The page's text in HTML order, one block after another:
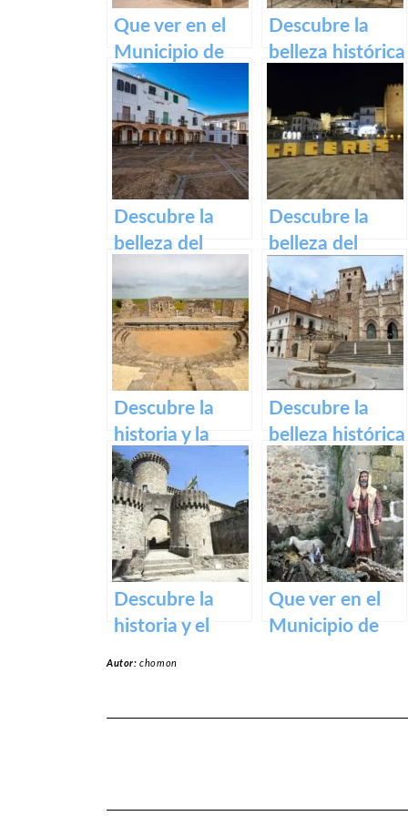
Que ver en el
Municipio de
Segura de Toro
en caceres
Descubre la
belleza histórica
Plaza Alta de
Badajoz
Descubre la
belleza del
casco histórico
de Zafra: su
patrimonio en
un paseo por la
historia
Descubre la
belleza del
Casco Histórico
de Cáceres:
turismo cultural
en tu próxima
visita
Descubre la
historia y la
belleza del
Teatro Romano
y Alcazaba de
Reina
Descubre la
belleza histórica
y espiritual del
Monasterio de
Guadalupe en
Extremadura.
Descubre la
historia y el
Que ver en el
Municipio de
Autor:chomon